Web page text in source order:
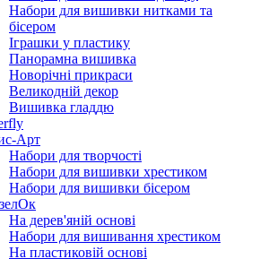
Набори для вишивки нитками та
бісером
Іграшки у пластику
Панорамна вишивка
Новорічні прикраси
Великодній декор
Вишивка гладдю
Арт
Набори для творчості
Набори для вишивки хрестиком
Набори для вишивки бісером
На дерев'яній основі
Набори для вишивання хрестиком
На пластиковій основі